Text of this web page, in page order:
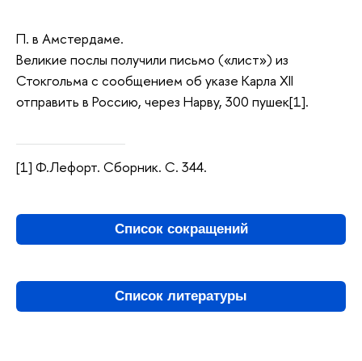
П. в Амстердаме.
Великие послы получили письмо («лист») из
Стокгольма с сообщением об указе Карла XII
отправить в Россию, через Нарву, 300 пушек[1].
[1] Ф.Лефорт. Сборник. С. 344.
Список сокращений
Список литературы